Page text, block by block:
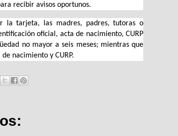
recibir avisos oportunos.
la tarjeta, las madres, padres, tutoras o
oficial, acta de nacimiento, CURP
no mayor a seis meses; mientras que
nacimiento y CURP.